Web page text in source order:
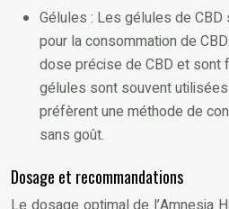
Gélules : Les gélules de
pour la consommation de
dose précise de CBD et sont
gélules sont souvent
préfèrent une méthode de
sans goût.
Dosage et recommandations